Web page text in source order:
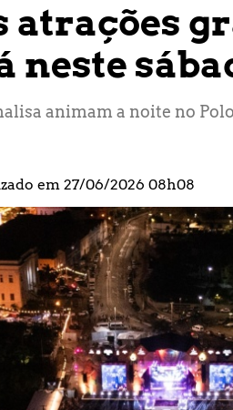
neste
animam a noite no
em 27/06/2026 08h08